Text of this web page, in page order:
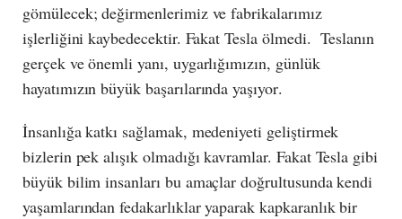
gömülecek; değirmenlerimiz ve fabrikalarımız
işlerliğini kaybedecektir. Fakat Tesla ölmedi. Teslanın
gerçek ve önemli yanı, uygarlığımızın, günlük
hayatımızın büyük başarılarında yaşıyor.
İnsanlığa katkı sağlamak, medeniyeti geliştirmek
bizlerin pek alışık olmadığı kavramlar. Fakat Tesla gibi
büyük bilim insanları bu amaçlar doğrultusunda kendi
yaşamlarından fedakarlıklar yaparak kapkaranlık bir